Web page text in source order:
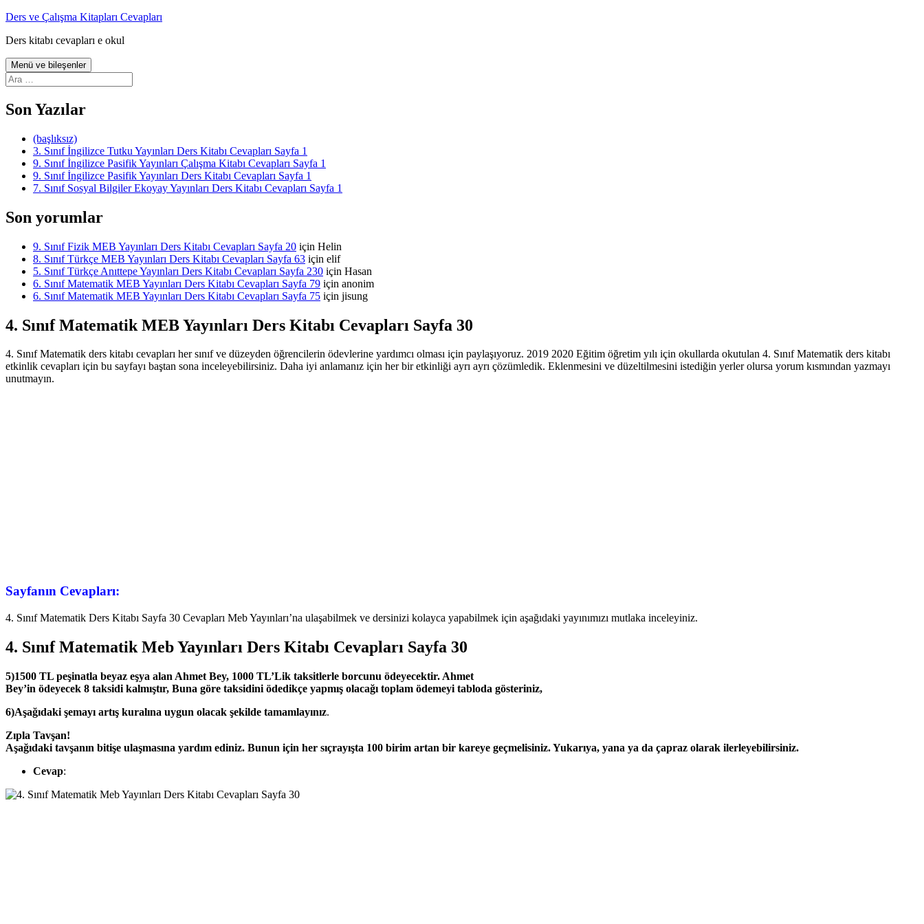
İçeriğe
Ders ve Çalışma Kitapları Cevapları
Ders kitabı cevapları e okul
Menü ve bileşenler
Arama:
Son Yazılar
(başlıksız)
3. Sınıf İngilizce Tutku Yayınları Ders Kitabı Cevapları Sayfa 1
9. Sınıf İngilizce Pasifik Yayınları Çalışma Kitabı Cevapları Sayfa 1
9. Sınıf İngilizce Pasifik Yayınları Ders Kitabı Cevapları Sayfa 1
7. Sınıf Sosyal Bilgiler Ekoyay Yayınları Ders Kitabı Cevapları Sayfa 1
Son yorumlar
9. Sınıf Fizik MEB Yayınları Ders Kitabı Cevapları Sayfa 20 için Helin
8. Sınıf Türkçe MEB Yayınları Ders Kitabı Cevapları Sayfa 63 için elif
5. Sınıf Türkçe Anıttepe Yayınları Ders Kitabı Cevapları Sayfa 230 için Hasan
6. Sınıf Matematik MEB Yayınları Ders Kitabı Cevapları Sayfa 79 için anonim
6. Sınıf Matematik MEB Yayınları Ders Kitabı Cevapları Sayfa 75 için jisung
4. Sınıf Matematik MEB Yayınları Ders Kitabı Cevapları Sayfa 30
4. Sınıf Matematik ders kitabı cevapları her sınıf ve düzeyden öğrencilerin ödevlerine yardımcı olması için paylaşıyoruz. 2019 2020 Eğitim öğretim yılı için okullarda okutulan 4. Sınıf Matematik ders kitabı
etkinlik cevapları için bu sayfayı baştan sona inceleyebilirsiniz. Daha iyi anlamanız için her bir etkinliği ayrı ayrı çözümledik. Eklenmesini ve düzeltilmesini istediğin yerler olursa yorum kısmından yazmayı
unutmayın.
Sayfanın Cevapları:
4. Sınıf Matematik Ders Kitabı Sayfa 30 Cevapları Meb Yayınları’na ulaşabilmek ve dersinizi kolayca yapabilmek için aşağıdaki yayınımızı mutlaka inceleyiniz.
4. Sınıf Matematik Meb Yayınları Ders Kitabı Cevapları Sayfa 30
5)1500 TL peşinatla beyaz eşya alan Ahmet Bey, 1000 TL’Lik taksitlerle borcunu ödeyecektir. Ahmet
Bey’in ödeyecek 8 taksidi kalmıştır, Buna göre taksidini ödedikçe yapmış olacağı toplam ödemeyi tabloda gösteriniz,
6)Aşağıdaki şemayı artış kuralına uygun olacak şekilde tamamlayınız.
Zıpla Tavşan!
Aşağıdaki tavşanın bitişe ulaşmasına yardım ediniz. Bunun için her sıçrayışta 100 birim artan bir kareye geçmelisiniz. Yukarıya, yana ya da çapraz olarak ilerleyebilirsiniz.
Cevap: